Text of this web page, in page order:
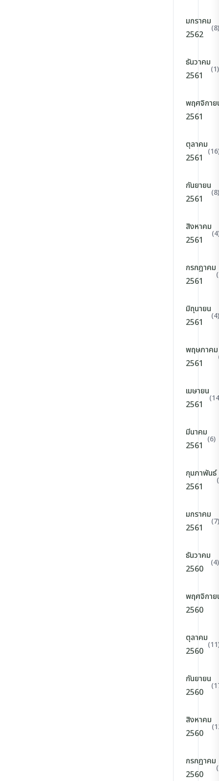
มกราคม
2562
(8)
ธันวาคม
2561
(1)
พฤศจิกาย
2561
ตุลาคม
2561
กันยายน
2561
(8)
สิงหาคม
2561
กรกฎาคม
2561
มิถุนายน
2561
(4)
พฤษภาคม
2561
เมษายน
2561
มีนาคม
2561
(6)
กุมภาพันธ์
2561
มกราคม
2561
(7)
ธันวาคม
2560
(4)
พฤศจิกาย
2560
ตุลาคม
2560
กันยายน
2560
สิงหาคม
2560
กรกฎาคม
2560